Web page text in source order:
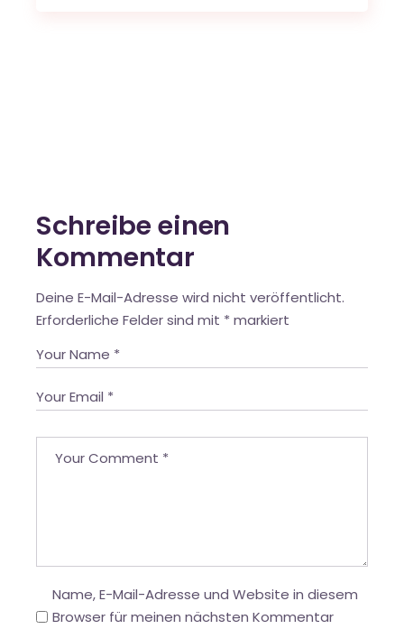
Schreibe einen
Kommentar
Deine E-Mail-Adresse wird nicht veröffentlicht.
Erforderliche Felder sind mit * markiert
Name, E-Mail-Adresse und Website in diesem
Browser für meinen nächsten Kommentar